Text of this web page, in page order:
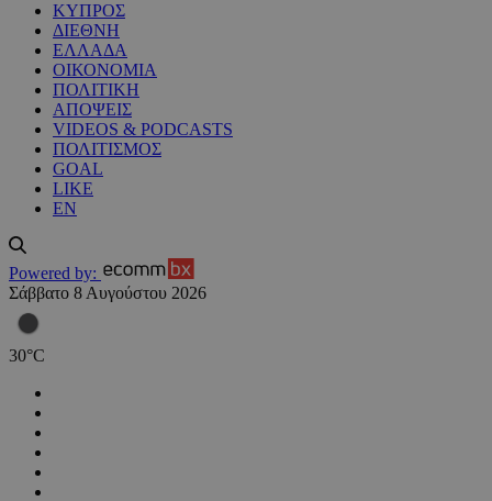
ΚΥΠΡΟΣ
ΔΙΕΘΝΗ
ΕΛΛΑΔΑ
ΟΙΚΟΝΟΜΙΑ
ΠΟΛΙΤΙΚΗ
ΑΠΟΨΕΙΣ
VIDEOS & PODCASTS
ΠΟΛΙΤΙΣΜΟΣ
GOAL
LIKE
EN
Powered by:
Σάββατο 8 Αυγούστου 2026
30°C